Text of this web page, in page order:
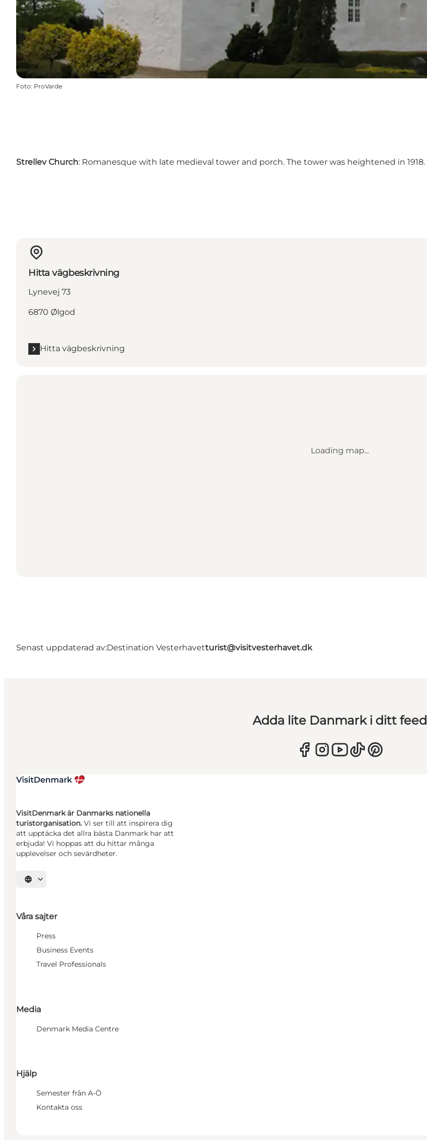
Foto: ProVarde
Strellev Church: Romanesque with late medieval tower and porch. The tower was heightened in 1918.
Hitta vägbeskrivning
Lynevej 73
6870 Ølgod
Hitta vägbeskrivning
Loading map...
Senast uppdaterad av:Destination Vesterhavetturist@visitvesterhavet.dk
Adda lite Danmark i ditt feed
VisitDenmark är Danmarks nationella
turistorganisation. Vi ser till att inspirera dig
att upptäcka det allra bästa Danmark har att
erbjuda! Vi hoppas att du hittar många
upplevelser och sevärdheter.
Välj språk
Våra sajter
Press
Business Events
Travel Professionals
Media
Denmark Media Centre
Hjälp
Semester från A-Ö
Kontakta oss